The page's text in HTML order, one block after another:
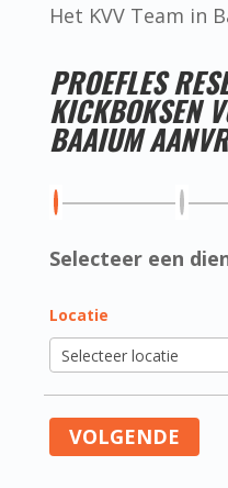
Het KVV Team in
PROEFLES
KICKBOKSEN
BAAIUM
Selecteer een
Locatie
VOLGENDE